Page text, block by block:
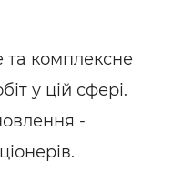
комплексне
у цій сфері.
-